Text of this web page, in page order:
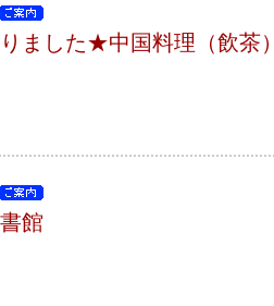
ました★中国料理（飲茶
館